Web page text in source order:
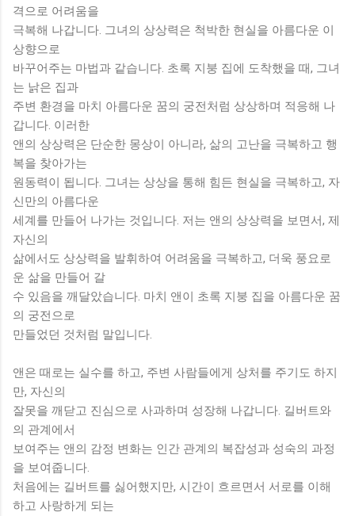
격으로 어려움을
극복해 나갑니다. 그녀의 상상력은 척박한 현실을 아름다운 이
상향으로
바꾸어주는 마법과 같습니다. 초록 지붕 집에 도착했을 때, 그녀
는 낡은 집과
주변 환경을 마치 아름다운 꿈의 궁전처럼 상상하며 적응해 나
갑니다. 이러한
앤의 상상력은 단순한 몽상이 아니라, 삶의 고난을 극복하고 행
복을 찾아가는
원동력이 됩니다. 그녀는 상상을 통해 힘든 현실을 극복하고, 자
신만의 아름다운
세계를 만들어 나가는 것입니다. 저는 앤의 상상력을 보면서, 제
자신의
삶에서도 상상력을 발휘하여 어려움을 극복하고, 더욱 풍요로
운 삶을 만들어 갈
수 있음을 깨달았습니다. 마치 앤이 초록 지붕 집을 아름다운 꿈
의 궁전으로
만들었던 것처럼 말입니다.
앤은 때로는 실수를 하고, 주변 사람들에게 상처를 주기도 하지
만, 자신의
잘못을 깨닫고 진심으로 사과하며 성장해 나갑니다. 길버트와
의 관계에서
보여주는 앤의 감정 변화는 인간 관계의 복잡성과 성숙의 과정
을 보여줍니다.
처음에는 길버트를 싫어했지만, 시간이 흐르면서 서로를 이해
하고 사랑하게 되는